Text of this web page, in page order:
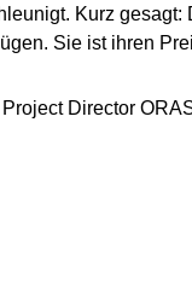
Kurz gesagt:
Sie ist ihren
Project Director